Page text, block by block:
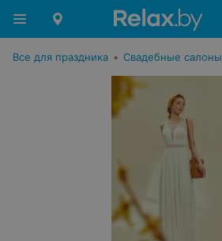
Все для праздника • Свадебные салоны